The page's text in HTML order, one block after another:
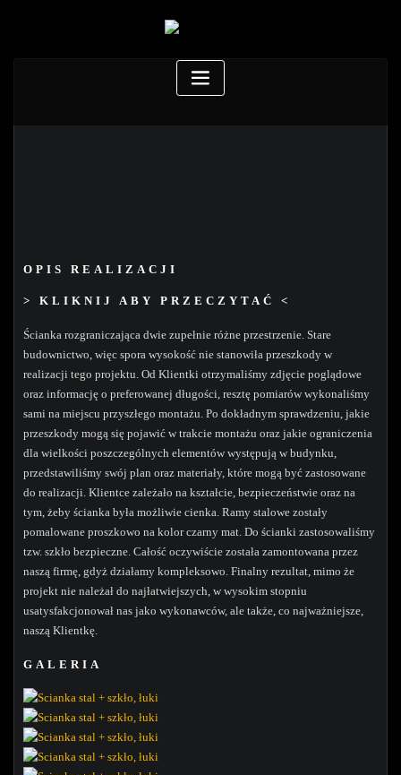
OPIS REALIZACJI
> KLIKNIJ ABY PRZECZYTAĆ <
Ścianka rozgraniczająca dwie zupełnie różne przestrzenie. Stare
budownictwo, więc spora wysokość nie stanowiła przeszkody w
realizacji tego projektu. Od Klientki otrzymaliśmy zdjęcie poglądowe
oraz informację o preferowanej długości, resztę pomiarów wykonaliśmy
sami na miejscu przyszłego montażu. Po dokładnym sprawdzeniu, jakie
przeszkody mogą się pojawić w trakcie montażu oraz jakie ograniczenia
dla wielkości poszczególnych elementów występują w budynku,
przedstawiliśmy swój plan oraz materiały, które mogą być zastosowane
do realizacji. Klientce zależało na kształcie, bezpieczeństwie oraz na
tym, żeby ścianka była możliwie cienka. Ramy stalowe zostały
pomalowane proszkowo na kolor czarny mat. Do ścianki zastosowaliśmy
tzw. szkło bezpieczne. Całość oczywiście została zamontowana przez
naszą firmę, gdyż działamy kompleksowo. Finalny rezultat, mimo że
projekt nie należał do najłatwiejszych, w wysokim stopniu
usatysfakcjonował nas jako wykonawców, ale także, co najważniejsze,
naszą Klientkę.
GALERIA